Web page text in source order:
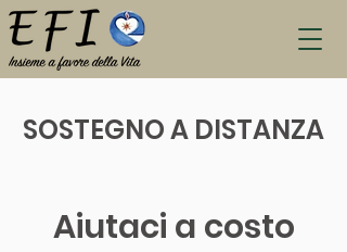
SOSTEGNO A DISTANZA
Aiutaci a costo